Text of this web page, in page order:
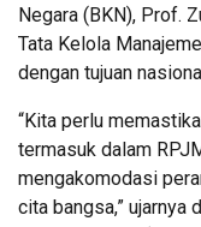
Negara (BKN), Prof.
Tata Kelola
dengan tujuan
“Kita perlu
termasuk dalam
mengakomodasi
cita bangsa,” ujarnya